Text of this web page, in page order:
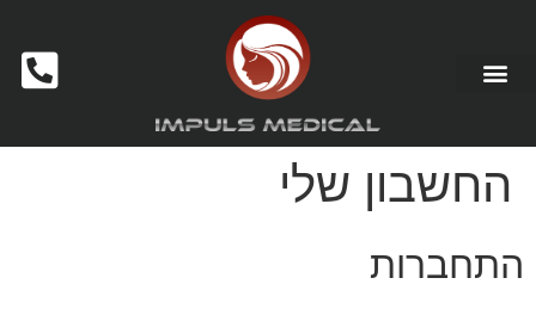
החשבון שלי
התחברות